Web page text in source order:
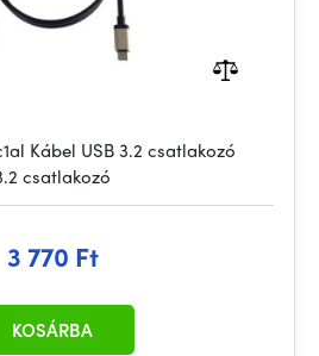
Kábel USB 3.2 csatlakozó
csatlakozó
3 770 Ft
KOSÁRBA